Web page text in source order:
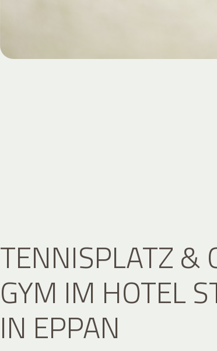
TENNISPLATZ &
GYM IM HOTEL
IN EPPAN